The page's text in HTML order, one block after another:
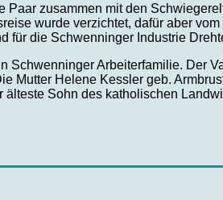
Paar zusammen mit den
wurde verzichtet, dafür aber
für die Schwenninger Industrie
Schwenninger Arbeiterfamilie. Der
Mutter Helene Kessler geb.
älteste Sohn des katholischen